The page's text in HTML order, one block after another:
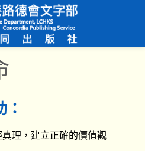
理，建立正確的價值觀